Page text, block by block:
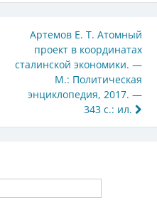
Артемов Е. Т. Атомный
проект в координатах
сталинской экономики. —
М.: Политическая
энциклопедия, 2017. —
343 с.: ил.